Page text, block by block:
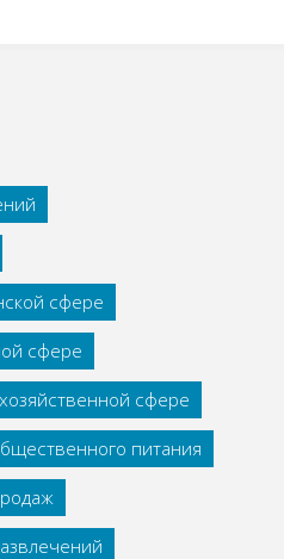
сфере
сфере
сфере
питания